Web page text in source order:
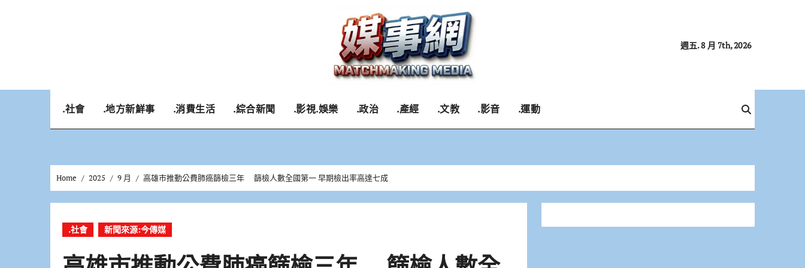
週五. 8 月 7th, 2026
.社會 .地方新鮮事 .消費生活 .綜合新聞 .影視.娛樂 .政治 .產經 .文教 .影音 .運動
Home 2025 9 月 高雄市推動公費肺癌篩檢三年 篩檢人數全國第一 早期檢出率高達七成
.社會 新聞來源:今傳媒